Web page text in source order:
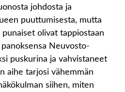
johdosta ja
puuttumisesta, mutta
olivat tappiostaan
Neuvosto-
puskurina ja vahvistaneet
aihe tarjosi vähemmän
siihen, miten